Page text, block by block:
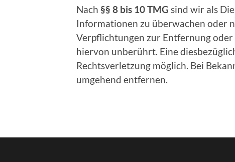
Nach §§ 8 bis 10 TMG sind wir als
Informationen zu überwachen oder
Verpflichtungen zur Entfernung
hiervon unberührt. Eine
Rechtsverletzung möglich. Bei
umgehend entfernen.